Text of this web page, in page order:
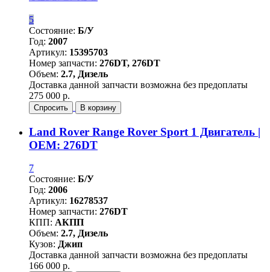
5
Состояние: Б/У
Год: 2007
Артикул: 15395703
Номер запчасти: 276DT, 276DT
Объем: 2.7, Дизель
Доставка данной запчасти возможна без предоплаты
275 000 р.
Спросить В корзину
Land Rover Range Rover Sport 1 Двигатель |
OEM: 276DT
7
Состояние: Б/У
Год: 2006
Артикул: 16278537
Номер запчасти: 276DT
КПП: АКПП
Объем: 2.7, Дизель
Кузов: Джип
Доставка данной запчасти возможна без предоплаты
166 000 р.